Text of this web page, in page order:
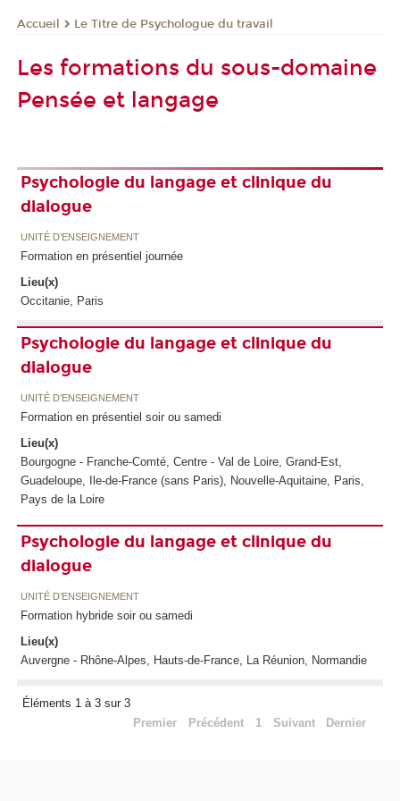
Accueil Le Titre de Psychologue du travail
Les formations du sous-domaine
Pensée et langage
Psychologie du langage et clinique du
dialogue
UNITÉ D’ENSEIGNEMENT
Formation en présentiel journée
Lieu(x)
Occitanie, Paris
Psychologie du langage et clinique du
dialogue
UNITÉ D’ENSEIGNEMENT
Formation en présentiel soir ou samedi
Lieu(x)
Bourgogne - Franche-Comté, Centre - Val de Loire, Grand-Est,
Guadeloupe, Ile-de-France (sans Paris), Nouvelle-Aquitaine, Paris,
Pays de la Loire
Psychologie du langage et clinique du
dialogue
UNITÉ D’ENSEIGNEMENT
Formation hybride soir ou samedi
Lieu(x)
Auvergne - Rhône-Alpes, Hauts-de-France, La Réunion, Normandie
Éléments 1 à 3 sur 3
Premier
Précédent 1 Suivant Dernier